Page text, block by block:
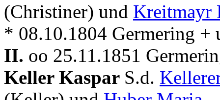
(Christiner) und Kreitmayr
* 08.10.1804 Germering +
II. oo 25.11.1851
Keller Kaspar S.d.